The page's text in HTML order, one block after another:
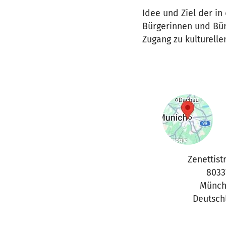
Idee und Ziel der in
Bürgerinnen und
Zugang zu